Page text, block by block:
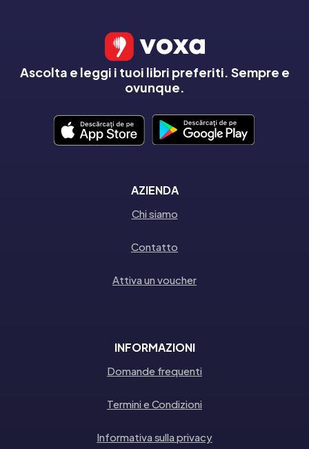
Ascolta e leggi i tuoi libri preferiti. Sempre e
ovunque.
AZIENDA
Chi siamo
Contatto
Attiva un voucher
INFORMAZIONI
Domande frequenti
Termini e Condizioni
Informativa sulla privacy